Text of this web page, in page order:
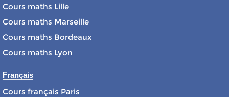
Cours maths Lille
Cours maths Marseille
Cours maths Bordeaux
Cours maths Lyon
Français
Cours français Paris